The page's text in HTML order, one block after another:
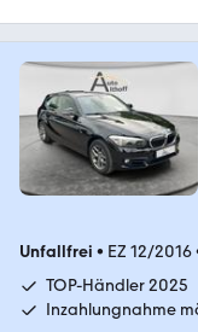
Unfallfrei • EZ 12/2016
TOP-Händler 2025
Inzahlungnahme